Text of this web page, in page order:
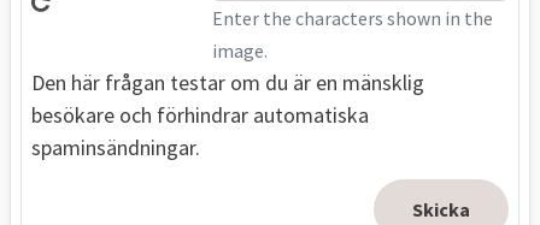
Enter the characters shown in the
image.
Den här frågan testar om du är en mänsklig
besökare och förhindrar automatiska
spaminsändningar.